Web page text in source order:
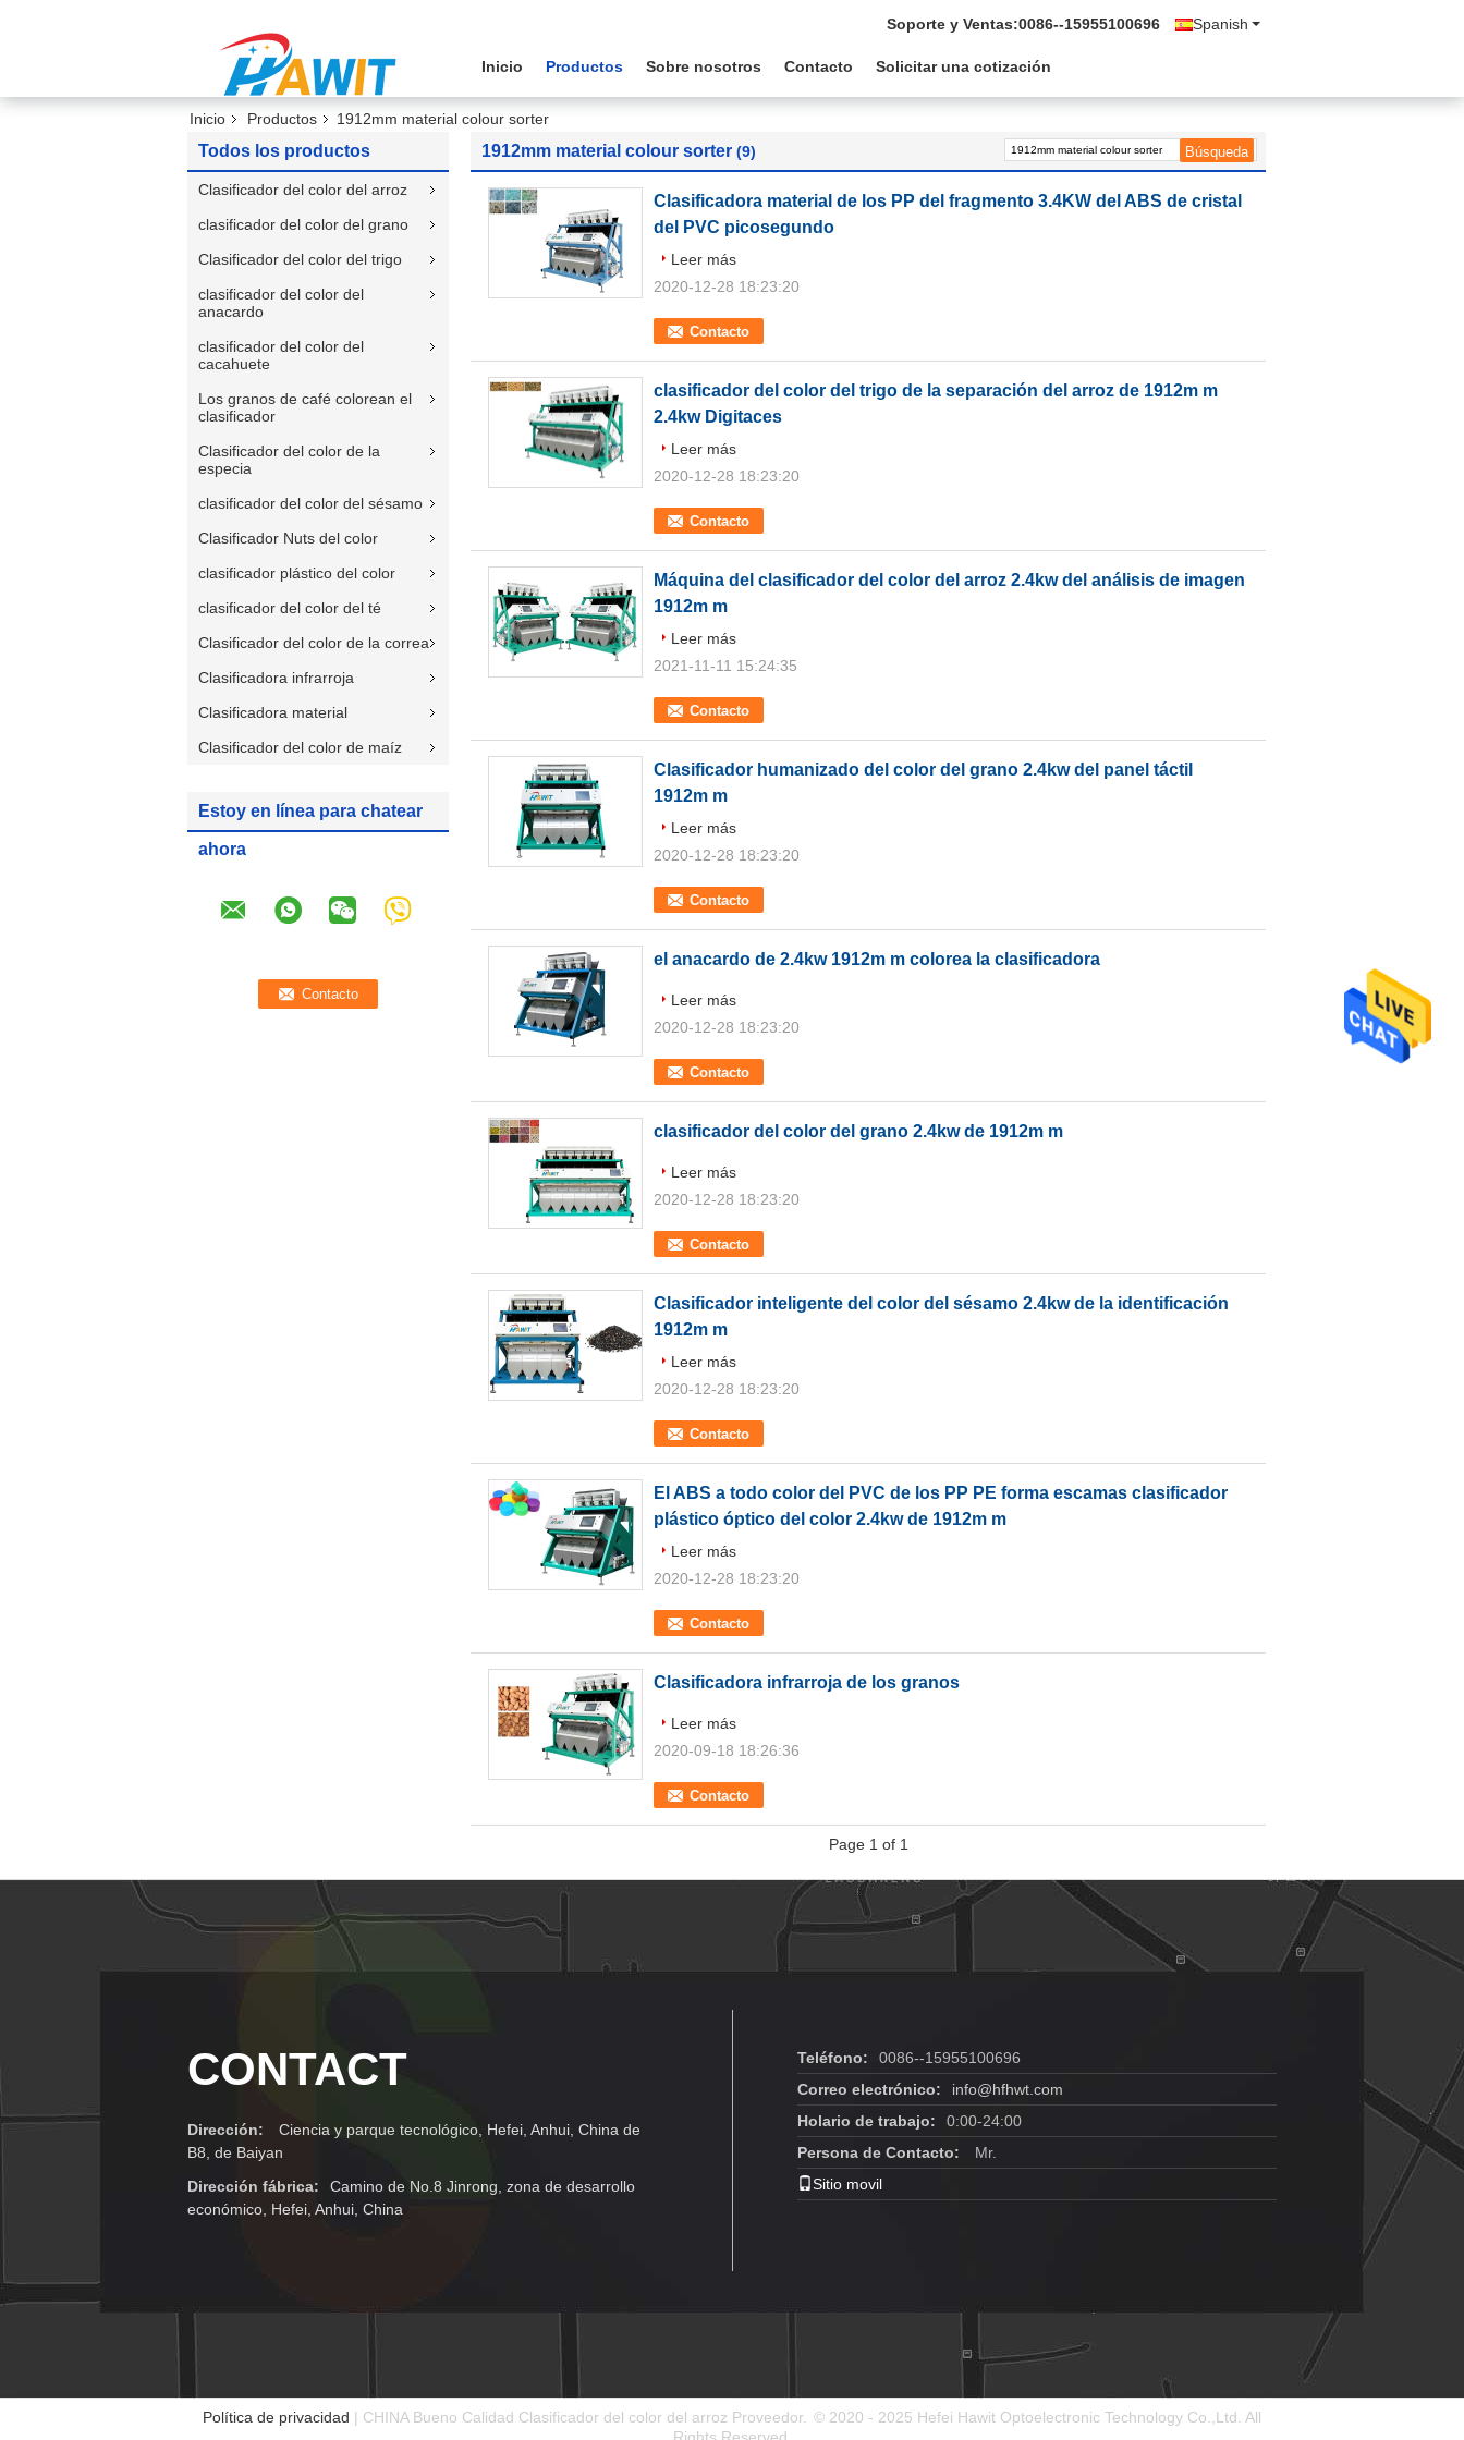
Spanish
Soporte y Ventas:0086--15955100696
Inicio Productos Sobre nosotros Contacto Solicitar una cotización
Inicio Productos 1912mm material colour sorter
Todos los productos
Clasificador del color del arroz
clasificador del color del grano
Clasificador del color del trigo
clasificador del color del
anacardo
clasificador del color del
cacahuete
Los granos de café colorean el
clasificador
Clasificador del color de la
especia
clasificador del color del sésamo
Clasificador Nuts del color
clasificador plástico del color
clasificador del color del té
Clasificador del color de la correa
Clasificadora infrarroja
Clasificadora material
Clasificador del color de maíz
Estoy en línea para chatear
ahora
1912mm material colour sorter (9)
Clasificadora material de los PP del fragmento 3.4KW del ABS de cristal
del PVC picosegundo
Contacto
Leer más
2020-12-28 18:23:20
clasificador del color del trigo de la separación del arroz de 1912m m
2.4kw Digitaces
Contacto
Leer más
2020-12-28 18:23:20
Máquina del clasificador del color del arroz 2.4kw del análisis de imagen
1912m m
Contacto
Leer más
2021-11-11 15:24:35
Clasificador humanizado del color del grano 2.4kw del panel táctil
1912m m
Contacto
Leer más
2020-12-28 18:23:20
el anacardo de 2.4kw 1912m m colorea la clasificadora
Contacto
Leer más
2020-12-28 18:23:20
clasificador del color del grano 2.4kw de 1912m m
Contacto
Leer más
2020-12-28 18:23:20
Clasificador inteligente del color del sésamo 2.4kw de la identificación
1912m m
Contacto
Leer más
2020-12-28 18:23:20
El ABS a todo color del PVC de los PP PE forma escamas clasificador
plástico óptico del color 2.4kw de 1912m m
Contacto
Leer más
2020-12-28 18:23:20
Clasificadora infrarroja de los granos
Contacto
Leer más
2020-09-18 18:26:36
Page 1 of 1
CONTACT
Dirección:
Ciencia y parque tecnológico, Hefei, Anhui, China de
B8, de Baiyan
Dirección fábrica:
Camino de No.8 Jinrong, zona de desarrollo
económico, Hefei, Anhui, China
Teléfono:
0086--15955100696
Correo electrónico:
info@hfhwt.com
Holario de trabajo:
0:00-24:00
Persona de Contacto:
Mr.
Sitio movil
Política de privacidad | CHINA Bueno Calidad Clasificador del color del arroz Proveedor.
© 2020 - 2025 Hefei Hawit Optoelectronic Technology Co.,Ltd. All